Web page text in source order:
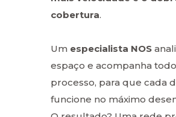
cobertura.
Um especialista NOS
espaço e acompanha
processo, para que cada
funcione no máximo